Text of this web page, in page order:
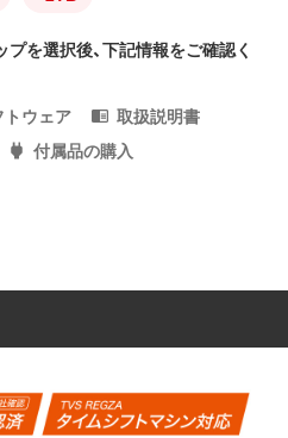
を選択後、下記情報をご確認く
トウェア
取扱説明書
付属品の購入